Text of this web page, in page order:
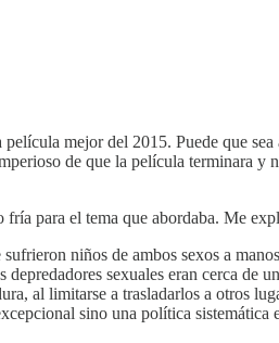
mejor del 2015. Puede que
de que la película terminara y
para el tema que abordaba. Me
niños de ambos sexos a
sexuales eran cerca de
al limitarse a trasladarlos a otros
sino una política